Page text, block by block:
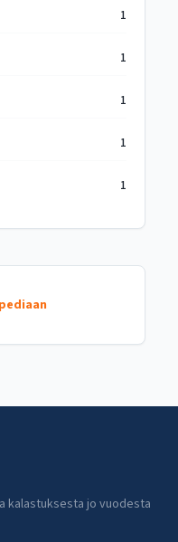
1
1
1
1
1
kalastuksesta jo vuodesta